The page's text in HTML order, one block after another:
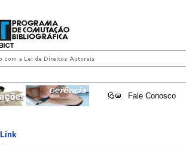
Fale Conosco
Link